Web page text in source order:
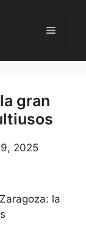
Menú
gran
2025
la